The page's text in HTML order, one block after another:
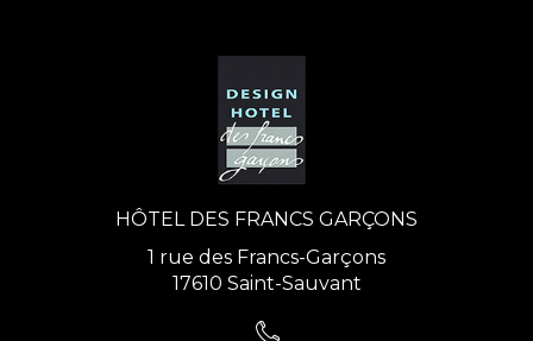
HÔTEL DES FRANCS GARÇONS
1 rue des Francs-Garçons
17610 Saint-Sauvant